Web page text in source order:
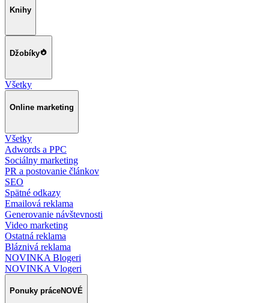
Knihy
Džobíky
Všetky
Online marketing
Všetky
Adwords a PPC
Sociálny marketing
PR a postovanie článkov
SEO
Spätné odkazy
Emailová reklama
Generovanie návštevnosti
Video marketing
Ostatná reklama
Bláznivá reklama
NOVINKA Blogeri
NOVINKA Vlogeri
Ponuky práceNOVÉ